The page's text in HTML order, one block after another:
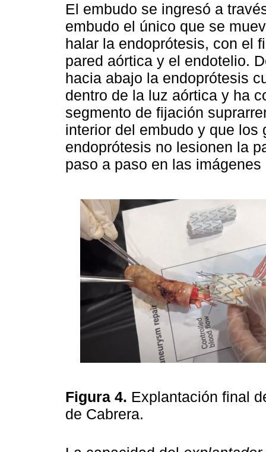
El embudo se ingresó a
embudo el único que se
halar la endoprótesis, con el
pared aórtica y el endotelio.
hacia abajo la endoprótesis
dentro de la luz aórtica y ha
segmento de fijación
interior del embudo y que los
endoprótesis no lesionen la
paso a paso en las
Figura 4. Explantación final
de Cabrera.